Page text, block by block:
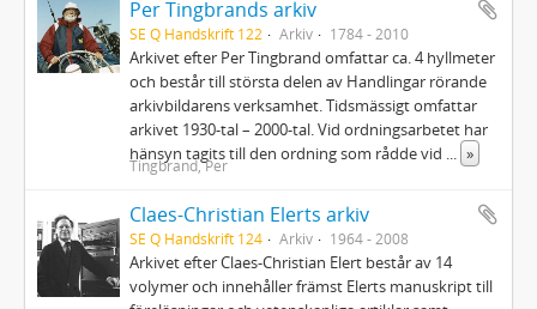
Per Tingbrands arkiv
SE Q Handskrift 122 Arkiv 1784 - 2010
Arkivet efter Per Tingbrand omfattar ca. 4 hyllmeter
och består till största delen av Handlingar rörande
arkivbildarens verksamhet. Tidsmässigt omfattar
arkivet 1930-tal – 2000-tal. Vid ordningsarbetet har
hänsyn tagits till den ordning som rådde vid ... »
Tingbrand, Per
Claes-Christian Elerts arkiv
SE Q Handskrift 124 Arkiv 1964 - 2008
Arkivet efter Claes-Christian Elert består av 14
volymer och innehåller främst Elerts manuskript till